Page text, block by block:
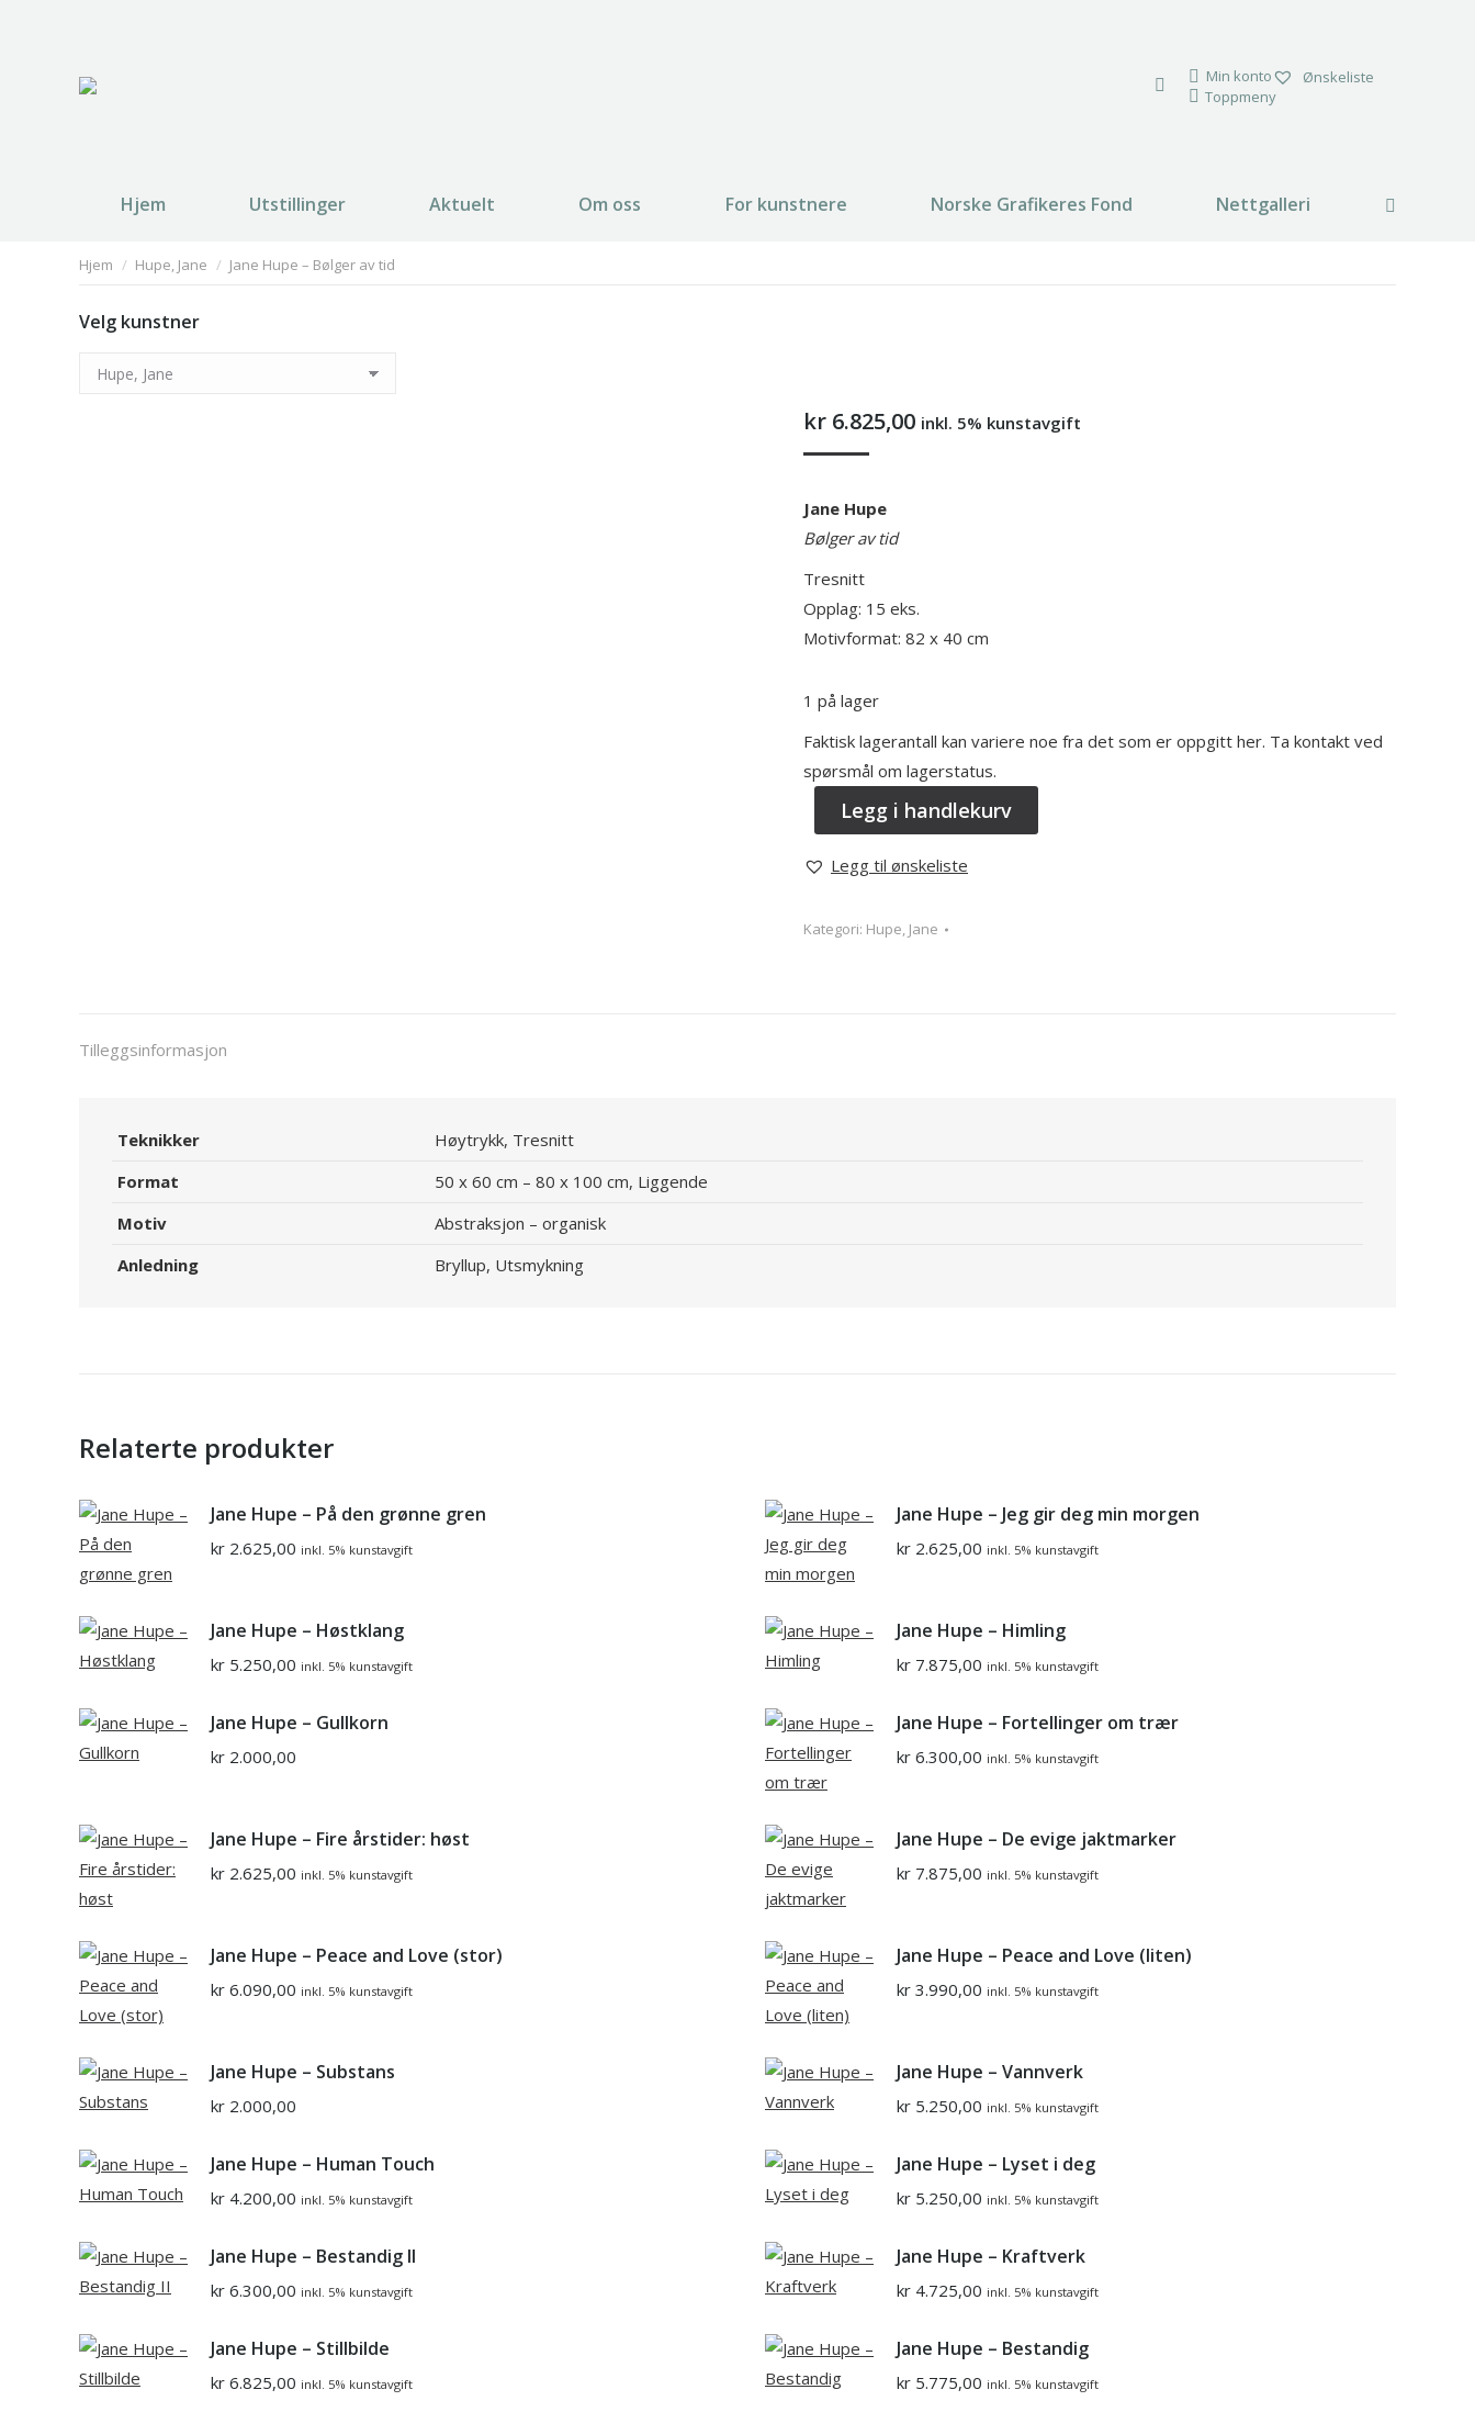
Min konto
Ønskeliste
Toppmeny
Hjem Utstillinger Aktuelt Om oss For kunstnere Norske Grafikeres Fond Nettgalleri Search:
You are here:
Hjem Hupe, Jane Jane Hupe – Bølger av tid
Velg kunstner
kr 6.825,00 inkl. 5% kunstavgift
Jane Hupe
Bølger av tid
Tresnitt
Opplag: 15 eks.
Motivformat: 82 x 40 cm
1 på lager
Faktisk lagerantall kan variere noe fra det som er oppgitt her. Ta kontakt ved
spørsmål om lagerstatus.
Legg i handlekurv
Legg til ønskeliste
Kategori: Hupe, Jane
Tilleggsinformasjon
Teknikker
Høytrykk, Tresnitt
Format
50 x 60 cm – 80 x 100 cm, Liggende
Motiv
Abstraksjon – organisk
Anledning
Bryllup, Utsmykning
Relaterte produkter
Jane Hupe – På den grønne gren
kr 2.625,00 inkl. 5% kunstavgift
Jane Hupe – Jeg gir deg min morgen
kr 2.625,00 inkl. 5% kunstavgift
Jane Hupe – Høstklang
kr 5.250,00 inkl. 5% kunstavgift
Jane Hupe – Himling
kr 7.875,00 inkl. 5% kunstavgift
Jane Hupe – Gullkorn
kr 2.000,00
Jane Hupe – Fortellinger om trær
kr 6.300,00 inkl. 5% kunstavgift
Jane Hupe – Fire årstider: høst
kr 2.625,00 inkl. 5% kunstavgift
Jane Hupe – De evige jaktmarker
kr 7.875,00 inkl. 5% kunstavgift
Jane Hupe – Peace and Love (stor)
kr 6.090,00 inkl. 5% kunstavgift
Jane Hupe – Peace and Love (liten)
kr 3.990,00 inkl. 5% kunstavgift
Jane Hupe – Substans
kr 2.000,00
Jane Hupe – Vannverk
kr 5.250,00 inkl. 5% kunstavgift
Jane Hupe – Human Touch
kr 4.200,00 inkl. 5% kunstavgift
Jane Hupe – Lyset i deg
kr 5.250,00 inkl. 5% kunstavgift
Jane Hupe – Bestandig II
kr 6.300,00 inkl. 5% kunstavgift
Jane Hupe – Kraftverk
kr 4.725,00 inkl. 5% kunstavgift
Jane Hupe – Stillbilde
kr 6.825,00 inkl. 5% kunstavgift
Jane Hupe – Bestandig
kr 5.775,00 inkl. 5% kunstavgift